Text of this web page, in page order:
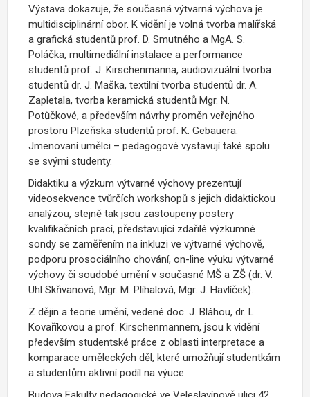
Výstava dokazuje, že současná výtvarná výchova je
multidisciplinární obor. K vidění je volná tvorba malířská
a grafická studentů prof. D. Smutného a MgA. S.
Poláčka, multimediální instalace a performance
studentů prof. J. Kirschenmanna, audiovizuální tvorba
studentů dr. J. Maška, textilní tvorba studentů dr. A.
Zapletala, tvorba keramická studentů Mgr. N.
Potůčkové, a především návrhy proměn veřejného
prostoru Plzeňska studentů prof. K. Gebauera.
Jmenovaní umělci – pedagogové vystavují také spolu
se svými studenty.
Didaktiku a výzkum výtvarné výchovy prezentují
videosekvence tvůrčích workshopů s jejich didaktickou
analýzou, stejně tak jsou zastoupeny postery
kvalifikačních prací, představující zdařilé výzkumné
sondy se zaměřením na inkluzi ve výtvarné výchově,
podporu prosociálního chování, on-line výuku výtvarné
výchovy či soudobé umění v současné MŠ a ZŠ (dr. V.
Uhl Skřivanová, Mgr. M. Plíhalová, Mgr. J. Havlíček).
Z dějin a teorie umění, vedené doc. J. Bláhou, dr. L.
Kovaříkovou a prof. Kirschenmannem, jsou k vidění
především studentské práce z oblasti interpretace a
komparace uměleckých děl, které umožňují studentkám
a studentům aktivní podíl na výuce.